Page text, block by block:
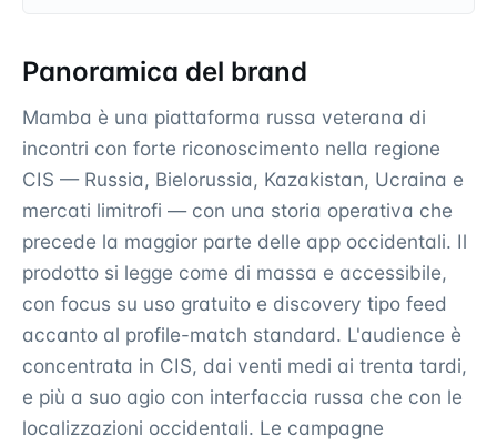
Panoramica del brand
Mamba è una piattaforma russa veterana di
incontri con forte riconoscimento nella regione
CIS — Russia, Bielorussia, Kazakistan, Ucraina e
mercati limitrofi — con una storia operativa che
precede la maggior parte delle app occidentali. Il
prodotto si legge come di massa e accessibile,
con focus su uso gratuito e discovery tipo feed
accanto al profile-match standard. L'audience è
concentrata in CIS, dai venti medi ai trenta tardi,
e più a suo agio con interfaccia russa che con le
localizzazioni occidentali. Le campagne